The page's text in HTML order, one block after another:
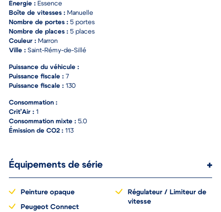
Énergie : Essence
Boîte de vitesses : Manuelle
Nombre de portes : 5 portes
Nombre de places : 5 places
Couleur : Marron
Ville : Saint-Rémy-de-Sillé
Puissance du véhicule :
Puissance fiscale : 7
Puissance fiscale : 130
Consommation :
Crit’Air : 1
Consommation mixte : 5.0
Émission de CO2 : 113
Équipements de série
Peinture opaque
Peugeot Connect
Régulateur / Limiteur de
vitesse